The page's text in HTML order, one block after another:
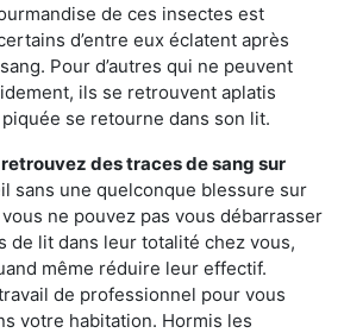
de ces insectes est
d’entre eux éclatent après
Pour d’autres qui ne peuvent
ils se retrouvent aplatis
se retourne dans son lit.
des traces de sang sur
sans une quelconque blessure sur
ne pouvez pas vous débarrasser
de lit dans leur totalité chez vous,
même réduire leur effectif.
de professionnel pour vous
votre habitation. Hormis les